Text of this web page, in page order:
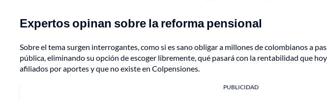
Expertos opinan sobre la reforma pensional
Sobre el tema surgen interrogantes, como si es sano obligar a millones de colombianos a
pública, eliminando su opción de escoger libremente, qué pasará con la rentabilidad que
afiliados por aportes y que no existe en Colpensiones.
PUBLICIDAD